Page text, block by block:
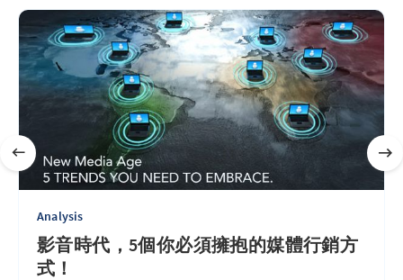
Analysis
影音時代，5個你必須擁抱的媒體行銷方
式！